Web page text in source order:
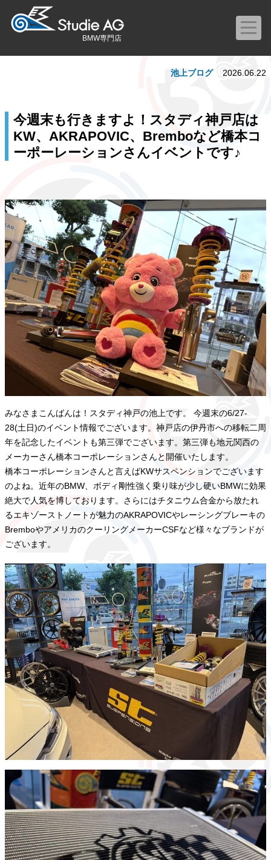
BMW専門店
今週末も行きますよ！スタディ神戸店は
KW、AKRAPOVIC、Bremboなど橋本コ
ーポーレーションさんイベントです♪
池上ブログ 2026.06.22
みなさまこんばんは！スタディ神戸の池上です。 今週末の6/27-
28(土日)のイベント情報でございます。神戸店の伊丹市への移転二周
年を記念したイベントも第三弾でございます。第三弾も地元関西の
メーカーさん橋本コーポレーションさんと開催いたします。
橋本コーポレーションさんと言えばKWサスペンションでございます
のよね。近年のBMW、ボディ剛性強く乗り味が少し硬いBMWに効果
絶大で人気を博しております。さらにはチタニウム合金から放たれ
るエキゾーストノートが魅力のAKRAPOVICやレーシングブレーキの
BremboやアメリカのクーリングメーカーCSFなど様々なブランドが
ございます。